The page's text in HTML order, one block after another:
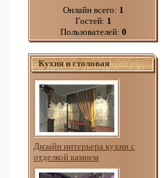
Онлайн всего: 1
Гостей: 1
Пользователей: 0
Кухня и столовая
Дизайн интерьера кухни с
отделкой камнем